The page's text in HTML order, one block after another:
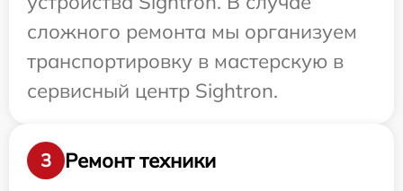
сложного ремонта мы организуем
транспортировку в мастерскую в
сервисный центр Sightron.
3
Ремонт техники